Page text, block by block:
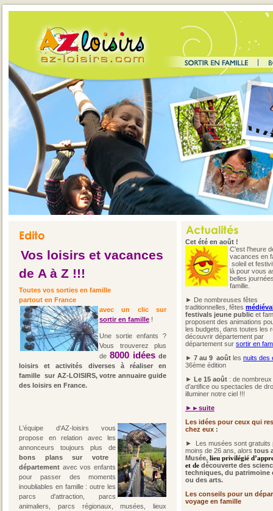
Vos loisirs et vacances
de A à Z !!!
Toutes vos sorties en famille
partout en France
avec un clic sur
sortir en famille !
Une sortie enfants ?
Vous trouverez plus
de 8000 idées de
loisirs et activités diverses à réaliser en
famille sur AZ-LOISIRS, votre annuaire guide
des loisirs en France.
L'équipe d'AZ-loisirs vous
propose en relation avec les
annonceurs toujours plus de
bons plans sur votre
département avec vos enfants
pour passer des moments
inoubliables en famille : outre les
parcs d'attraction, parcs
animaliers, parcs régionaux, musées, lieux
Cet été en août !
C'est l'heure
vacances en
soleil et
là pour vous
belles
famille.
► De nombreuses fêtes
traditionnelles, fêtes
festivals jeune public et
proposent des animations
les budgets, dans toutes les
découvrir département par
département sur sortir en
► 7 au 9 août les nuits des
36ème édition
► Le 15 août : de
d'artifice ou spectacles de
illuminer notre ciel !!!
► ►suite
Les idées pour ceux qui
chez eux :
► Les musées sont gratuits
moins de 26 ans, alors tous
Musée, lieu privilégié
et de découverte des
techniques, du patrimoine
ou des arts.
Les conseils pour un
voyage en famille